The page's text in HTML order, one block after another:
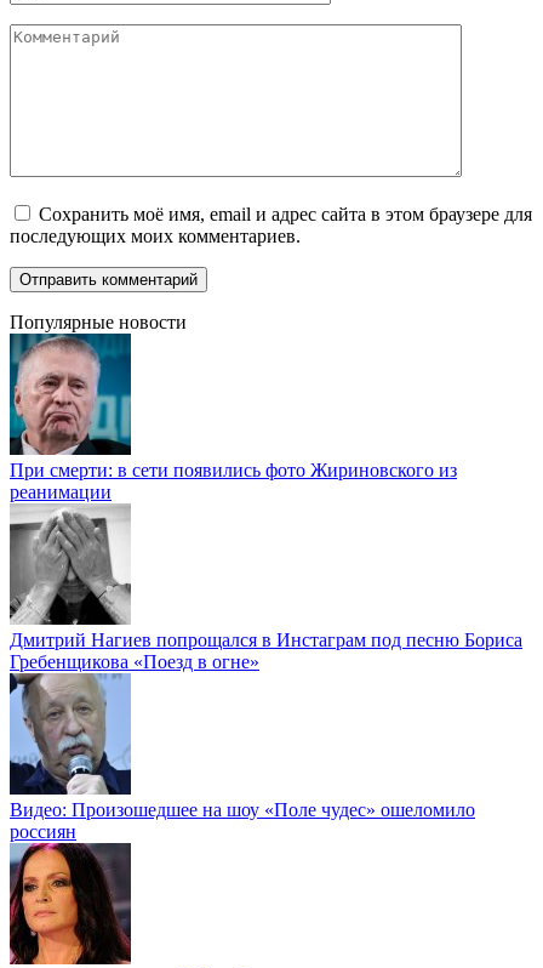
Комментарий
Сохранить моё имя, email и адрес сайта в этом браузере для
последующих моих комментариев.
Популярные новости
При смерти: в сети появились фото Жириновского из
реанимации
Дмитрий Нагиев попрощался в Инстаграм под песню Бориса
Гребенщикова «Поезд в огне»
Видео: Произошедшее на шоу «Поле чудес» ошеломило
россиян